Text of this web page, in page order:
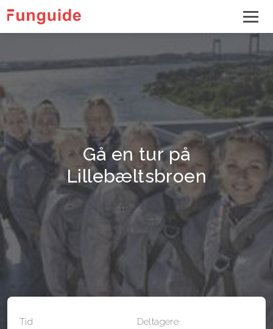
Gå en tur på
Lillebæltsbroen
Tid
Deltagere